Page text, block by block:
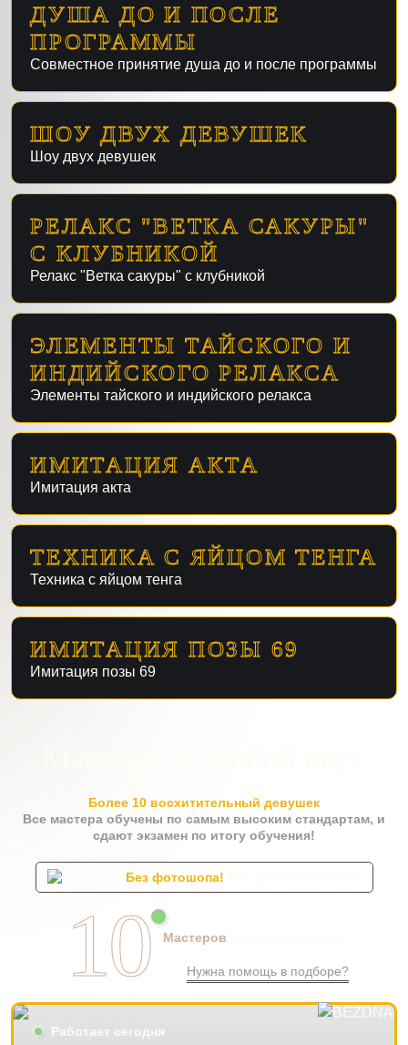
ДУША ДО И ПОСЛЕ
ПРОГРАММЫ
Совместное принятие душа до и после программы
ШОУ ДВУХ ДЕВУШЕК
Шоу двух девушек
РЕЛАКС "ВЕТКА САКУРЫ"
С КЛУБНИКОЙ
Релакс "Ветка сакуры" с клубникой
ЭЛЕМЕНТЫ ТАЙСКОГО И
ИНДИЙСКОГО РЕЛАКСА
Элементы тайского и индийского релакса
ИМИТАЦИЯ АКТА
Имитация акта
ТЕХНИКА С ЯЙЦОМ ТЕНГА
Техника с яйцом тенга
ИМИТАЦИЯ ПОЗЫ 69
Имитация позы 69
Более 10 восхитительный девушек
Все мастера обучены по самым высоким стандартам, и
сдают экзамен по итогу обучения!
Без фотошопа!
10 Мастеров
Нужна помощь в подборе?
Работает сегодня